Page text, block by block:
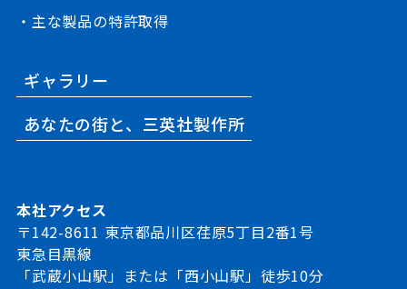
・主な製品の特許取得
ギャラリー
あなたの街と、三英社製作所
本社アクセス
〒142-8611 東京都品川区荏原5丁目2番1号
東急目黒線
「武蔵小山駅」または「西小山駅」徒歩10分